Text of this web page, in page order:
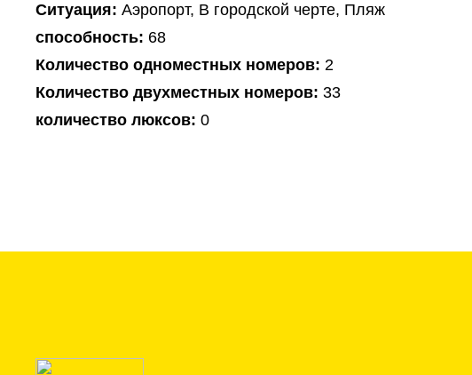
Ситуация: Аэропорт, В городской черте, Пляж
способность: 68
Количество одноместных номеров: 2
Количество двухместных номеров: 33
количество люксов: 0